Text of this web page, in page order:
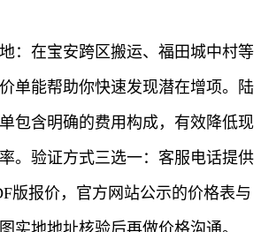
：在宝安跨区搬运、福田城中村等
单能帮助你快速发现潜在增项。陆
包含明确的费用构成，有效降低现
。验证方式三选一：客服电话提供
版报价，官方网站公示的价格表与
实地地址核验后再做价格沟通。